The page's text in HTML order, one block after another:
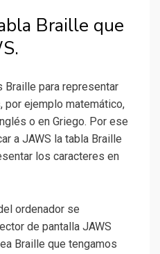
Braille que
para representar
ejemplo matemático,
o en Griego. Por ese
a JAWS la tabla Braille
los caracteres en
ordenador se
de pantalla JAWS
Braille que tengamos